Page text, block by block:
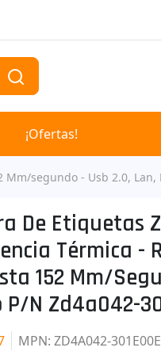
¡Ofertas!
segundo - Usb 2.0, Lan,
De Etiquetas
Térmica -
152 Mm/
P/n Zd4a042-
MPN: ZD4A042-